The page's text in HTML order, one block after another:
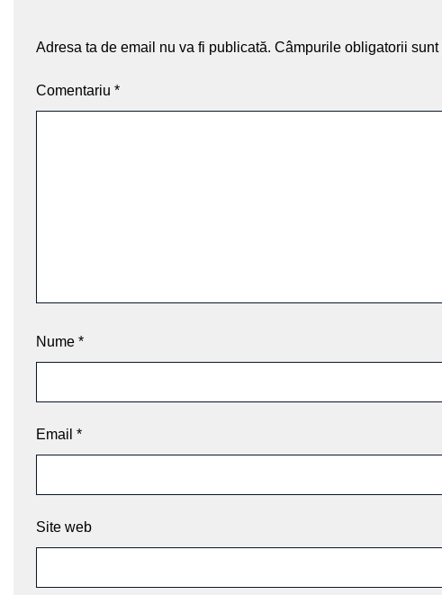
Adresa ta de email nu va fi publicată. Câmpurile obligatorii sunt
Comentariu *
Nume *
Email *
Site web